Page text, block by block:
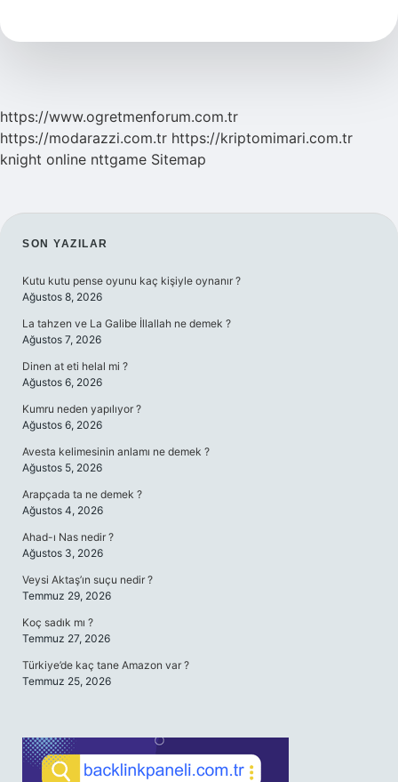
Gelir
https://www.ogretmenforum.com.tr
https://modarazzi.com.tr https://kriptomimari.com.tr
knight online nttgame Sitemap
SIDEBAR
SON YAZILAR
Kutu kutu pense oyunu kaç kişiyle oynanır ?
Ağustos 8, 2026
La tahzen ve La Galibe İllallah ne demek ?
Ağustos 7, 2026
Dinen at eti helal mi ?
Ağustos 6, 2026
Kumru neden yapılıyor ?
Ağustos 6, 2026
Avesta kelimesinin anlamı ne demek ?
Ağustos 5, 2026
Arapçada ta ne demek ?
Ağustos 4, 2026
Ahad-ı Nas nedir ?
Ağustos 3, 2026
Veysi Aktaş’ın suçu nedir ?
Temmuz 29, 2026
Koç sadık mı ?
Temmuz 27, 2026
Türkiye’de kaç tane Amazon var ?
Temmuz 25, 2026